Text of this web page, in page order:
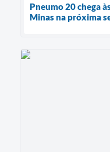
Pneumo 20 chega
Minas na próxima